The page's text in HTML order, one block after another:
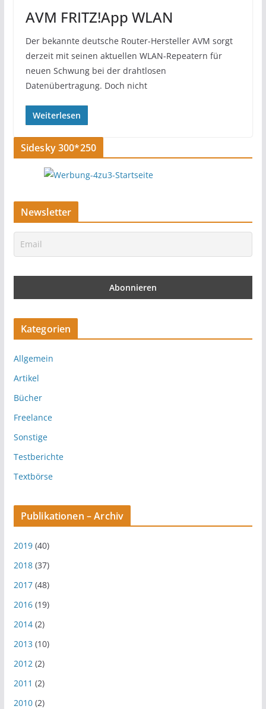
AVM FRITZ!App WLAN
Der bekannte deutsche Router-Hersteller AVM sorgt
derzeit mit seinen aktuellen WLAN-Repeatern für
neuen Schwung bei der drahtlosen
Datenübertragung. Doch nicht
Weiterlesen
Sidesky 300*250
Newsletter
Kategorien
Allgemein
Artikel
Bücher
Freelance
Sonstige
Testberichte
Textbörse
Publikationen – Archiv
2019(40)
2018(37)
2017(48)
2016(19)
2014(2)
2013 (10)
2012(2)
2011 (2)
2010(2)